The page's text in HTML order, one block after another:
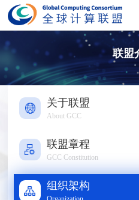
联盟
关于联盟
About GCC
联盟章程
GCC Constitution
组织架构